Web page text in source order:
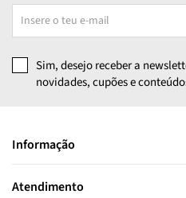
Sim, desejo receber a
novidades, cupões e
Informação
Atendimento